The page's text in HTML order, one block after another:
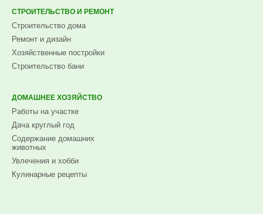
СТРОИТЕЛЬСТВО И РЕМОНТ
Строительство дома
Ремонт и дизайн
Хозяйственные постройки
Строительство бани
ДОМАШНЕЕ ХОЗЯЙСТВО
Работы на участке
Дача круглый год
Содержание домашних
животных
Увлечения и хобби
Кулинарные рецепты